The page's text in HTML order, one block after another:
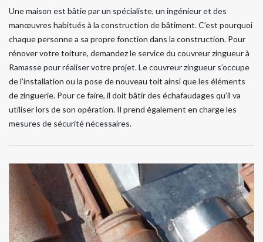
Une maison est bâtie par un spécialiste, un ingénieur et des
manœuvres habitués à la construction de bâtiment. C’est pourquoi
chaque personne a sa propre fonction dans la construction. Pour
rénover votre toiture, demandez le service du couvreur zingueur à
Ramasse pour réaliser votre projet. Le couvreur zingueur s’occupe
de l’installation ou la pose de nouveau toit ainsi que les éléments
de zinguerie. Pour ce faire, il doit bâtir des échafaudages qu’il va
utiliser lors de son opération. Il prend également en charge les
mesures de sécurité nécessaires.